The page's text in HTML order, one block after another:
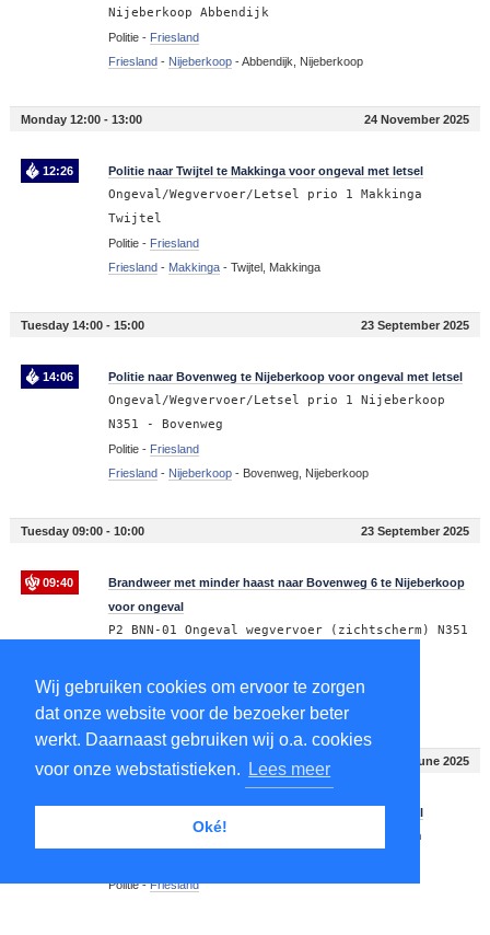
Wij gebruiken cookies om ervoor te zorgen
dat onze website voor de bezoeker beter
werkt. Daarnaast gebruiken wij o.a. cookies
voor onze webstatistieken.
Lees meer
Oké!
Nijeberkoop Abbendijk
Politie - Friesland
Friesland- Nijeberkoop-Abbendijk, Nijeberkoop
Monday 12:00 - 13:00 24 November 2025
12:26 Politie naar Twijtel te Makkinga voor ongeval met letsel
Ongeval/Wegvervoer/Letsel prio 1 Makkinga
Twijtel
Politie - Friesland
Friesland- Makkinga- Twijtel, Makkinga
Tuesday 14:00 - 15:00 23 September 2025
14:06 Politie naar Bovenweg te Nijeberkoop voor ongeval met letsel
Ongeval/Wegvervoer/Letsel prio 1 Nijeberkoop
N351 - Bovenweg
Politie - Friesland
Friesland- Nijeberkoop- Bovenweg, Nijeberkoop
Tuesday 09:00 - 10:00 23 September 2025
09:40
Brandweer met minder haast naar Bovenweg 6 te Nijeberkoop
voor ongeval
P2 BNN-01 Ongeval wegvervoer (zichtscherm) N351
Brandweer -Friesland
1 June 2025
Politie naar Twijtel te Makkinga voor ongeval met letsel
Ongeval/Wegvervoer/Letsel prio 1 Makkinga
Politie -Friesland